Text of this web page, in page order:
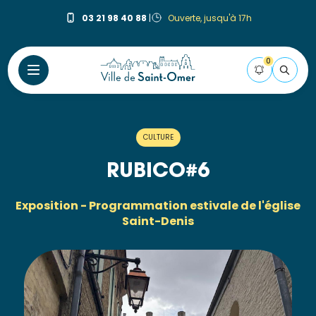
contenu
principal
03 21 98 40 88 | Ouverte, jusqu'à 17h
0
FLASH
CULTURE
RUBICO#6
Exposition - Programmation estivale de l'église
Saint-Denis
être
informé(e)
de la
en
des
publications
Ville,